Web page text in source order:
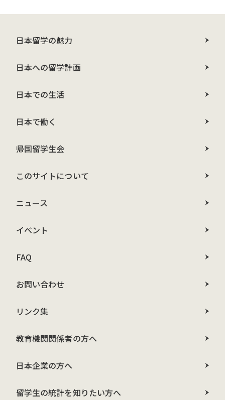
日本留学の魅力
日本への留学計画
日本での生活
日本で働く
帰国留学生会
このサイトについて
ニュース
イベント
FAQ
お問い合わせ
リンク集
教育機関関係者の方へ
日本企業の方へ
留学生の統計を知りたい方へ